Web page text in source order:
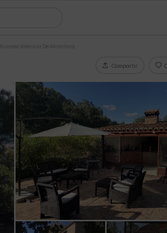
Rurales Valencia De Alcantara
Compartir